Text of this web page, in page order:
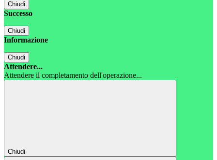
Chiudi
Successo
Chiudi
Informazione
Chiudi
Attendere...
Attendere il completamento dell'operazione...
Chiudi